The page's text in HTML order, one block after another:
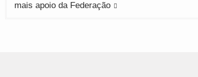
mais apoio da Federação